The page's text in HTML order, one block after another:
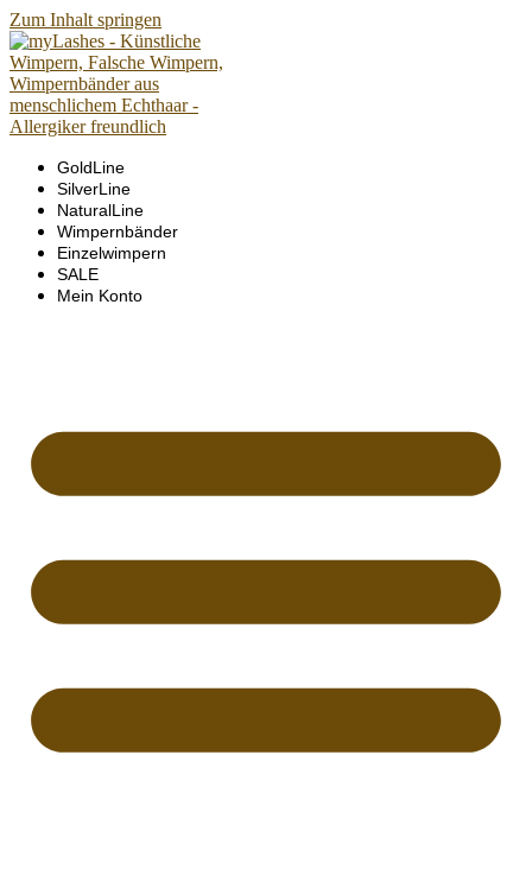
Zum Inhalt springen
GoldLine
SilverLine
NaturalLine
Wimpernbänder
Einzelwimpern
SALE
Mein Konto